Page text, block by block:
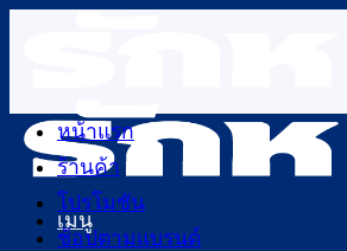
เนื้อหา
เมนู
หน้าแรก
ร้านค้า
โปรโมชัน
ช้อปตามแบรนด์